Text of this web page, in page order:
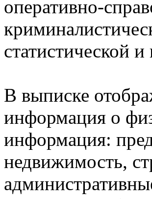
оперативно-
статистической
В выписке
информация о
информация:
недвижимость,